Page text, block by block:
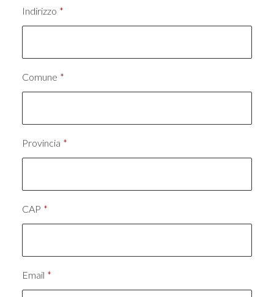
Indirizzo *
Comune *
Provincia *
CAP *
Email *